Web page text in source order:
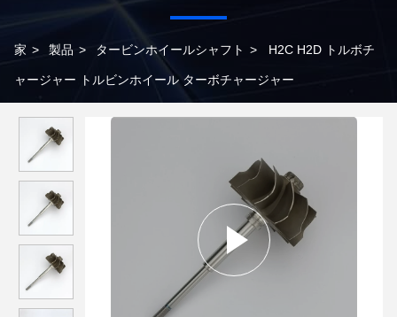
家 > 製品 > タービンホイールシャフト > H2C H2D トルボチ
ャージャー トルビンホイール ターボチャージャー